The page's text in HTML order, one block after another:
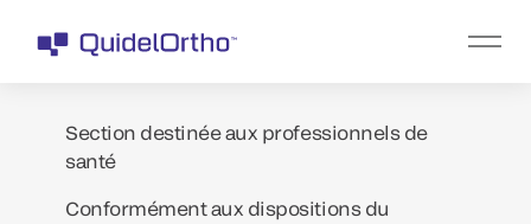
Section destinée aux professionnels de
santé
Conformément aux dispositions du